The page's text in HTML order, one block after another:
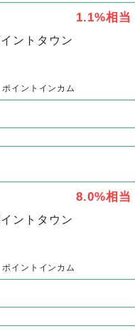
レンドハーブティ
ントタウン
ントタウン